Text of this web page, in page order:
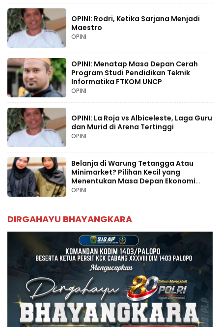
OPINI: Rodri, Ketika Sarjana Menjadi
Maestro
OPINI
OPINI: Menatap Masa Depan Cerah
Program Studi Pendidikan Teknik
Informatika FTKOM UNCP
OPINI
OPINI: La Roja vs Albiceleste, Laga Guru
dan Murid di Arena Tertinggi
OPINI
Belanja di Warung Tetangga Atau
Minimarket? Pilihan Kecil yang
Menentukan Masa Depan Ekonomi
Palopo
OPINI
DIRGAHAYU BHAYANGKARA